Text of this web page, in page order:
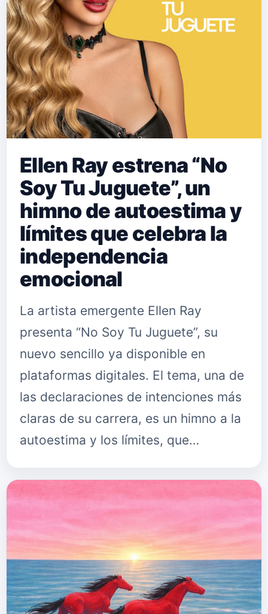
Ellen Ray estrena “No
Soy Tu Juguete”, un
himno de autoestima y
límites que celebra la
independencia
emocional
La artista emergente Ellen Ray
presenta “No Soy Tu Juguete”, su
nuevo sencillo ya disponible en
plataformas digitales. El tema, una de
las declaraciones de intenciones más
claras de su carrera, es un himno a la
autoestima y los límites, que…